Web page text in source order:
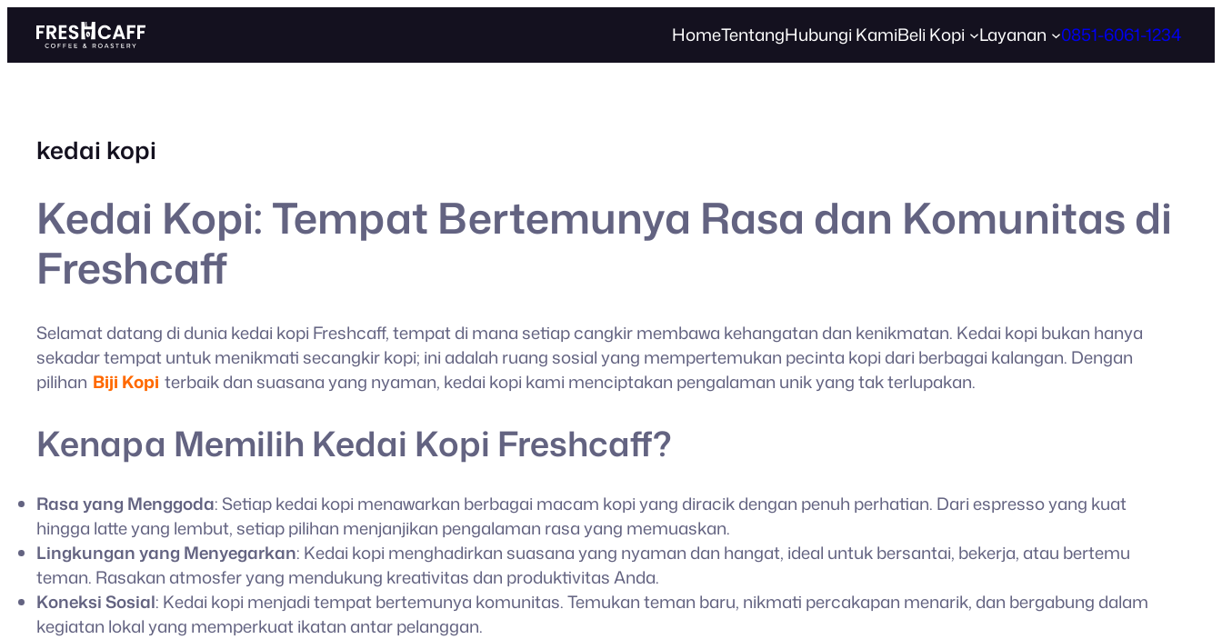
content
HomeTentangHubungi KamiBeli Kopi Layanan 0851-6061-1234
kedai kopi
Kedai Kopi: Tempat Bertemunya Rasa dan Komunitas di
Freshcaff
Selamat datang di dunia kedai kopi Freshcaff, tempat di mana setiap cangkir membawa kehangatan dan kenikmatan. Kedai kopi bukan hanya
sekadar tempat untuk menikmati secangkir kopi; ini adalah ruang sosial yang mempertemukan pecinta kopi dari berbagai kalangan. Dengan
pilihan Biji Kopi terbaik dan suasana yang nyaman, kedai kopi kami menciptakan pengalaman unik yang tak terlupakan.
Kenapa Memilih Kedai Kopi Freshcaff?
Rasa yang Menggoda: Setiap kedai kopi menawarkan berbagai macam kopi yang diracik dengan penuh perhatian. Dari espresso yang kuat
hingga latte yang lembut, setiap pilihan menjanjikan pengalaman rasa yang memuaskan.
Lingkungan yang Menyegarkan: Kedai kopi menghadirkan suasana yang nyaman dan hangat, ideal untuk bersantai, bekerja, atau bertemu
teman. Rasakan atmosfer yang mendukung kreativitas dan produktivitas Anda.
Koneksi Sosial: Kedai kopi menjadi tempat bertemunya komunitas. Temukan teman baru, nikmati percakapan menarik, dan bergabung dalam
kegiatan lokal yang memperkuat ikatan antar pelanggan.